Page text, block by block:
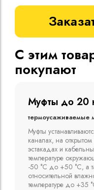
С этим
покупают
Муфты до 10
Термоусаживаемые
Компания ООО
предлагает, как
термоусаживаемые
напряжением до 10
из маслопропитанной
сшитого полиэтилена
производства